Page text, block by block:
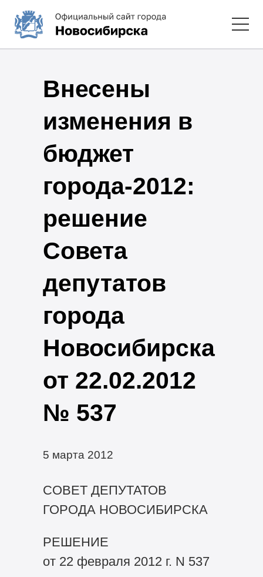
Внесены
изменения в
бюджет
города-2012:
решение
Совета
депутатов
города
Новосибирска
от 22.02.2012
№ 537
5 марта 2012
СОВЕТ ДЕПУТАТОВ
ГОРОДА НОВОСИБИРСКА
РЕШЕНИЕ
от 22 февраля 2012 г. N 537